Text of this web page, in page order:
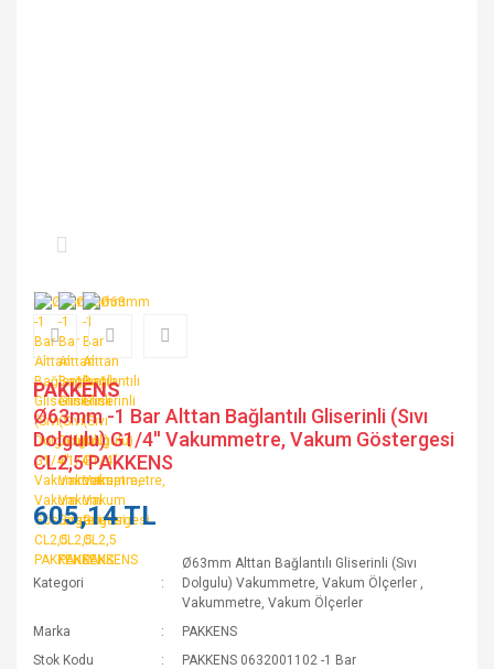
PAKKENS
Ø63mm -1 Bar Alttan Bağlantılı Gliserinli (Sıvı
Dolgulu) G1/4'' Vakummetre, Vakum Göstergesi
CL2,5 PAKKENS
605,14 TL
Kategori
Ø63mm Alttan Bağlantılı Gliserinli (Sıvı
Dolgulu) Vakummetre, Vakum Ölçerler ,
Vakummetre, Vakum Ölçerler
Marka
PAKKENS
Stok Kodu
PAKKENS 0632001102 -1 Bar